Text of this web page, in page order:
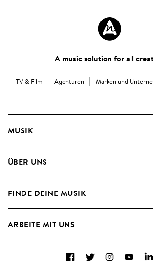
A music solution for all
TV & Film Agenturen Marken und
MUSIK
Suche
ÜBER UNS
Blog
FINDE DEINE MUSIK
Kontakt
ARBEITE MIT UNS
A&R - Demo-Einsendungen
FacebookTwitterInstagramYouTube